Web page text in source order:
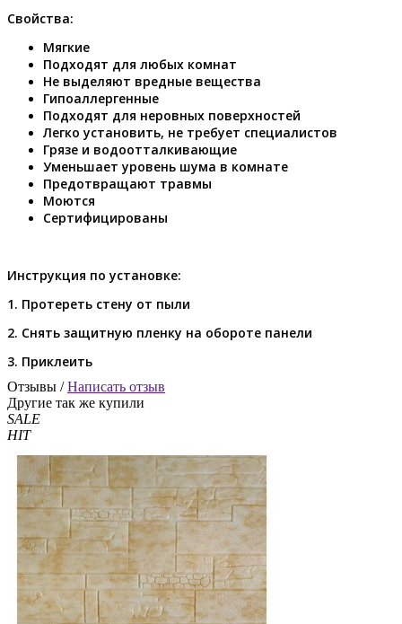
Свойства:
Мягкие
Подходят для любых комнат
Не выделяют вредные вещества
Гипоаллергенные
Подходят для неровных поверхностей
Легко установить, не требует специалистов
Грязе и водоотталкивающие
Уменьшает уровень шума в комнате
Предотвращают травмы
Моются
Сертифицированы
Инструкция по установке:
1. Протереть стену от пыли
2. Снять защитную пленку на обороте панели
3. Приклеить
Отзывы /Написать отзыв
Другие так же купили
SALE
HIT